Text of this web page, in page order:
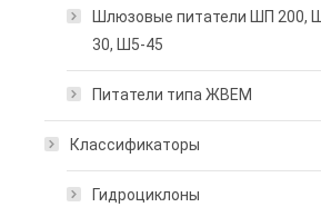
Шлюзовые питатели ШП 200,
30, Ш5-45
Питатели типа ЖВЕМ
Классификаторы
Гидроциклоны